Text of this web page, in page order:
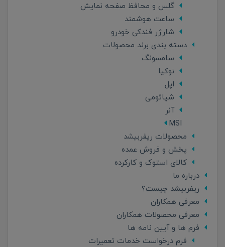
گلس و محافظ صفحه نمایش
ساعت هوشمند
شارژر فندکی خودرو
دسته بندی برند محصولات
سامسونگ
نوکیا
اپل
شیائومی
آنر
MSI
محصولات ریفربیشد
پخش و فروش عمده
کالای استوک و کارکرده
درباره ما
ریفربیشد چیست؟
معرفی همکاران
معرفی محصولات همکاران
فرم ها و آیین نامه ها
فرم درخواست خدمات تعمیرات